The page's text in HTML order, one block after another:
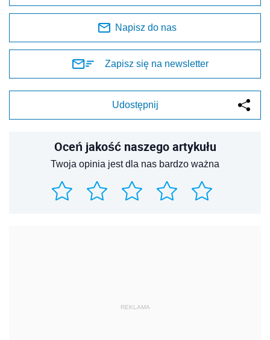
Napisz do nas
Zapisz się na newsletter
Udostępnij
Oceń jakość naszego artykułu
Twoja opinia jest dla nas bardzo ważna
REKLAMA